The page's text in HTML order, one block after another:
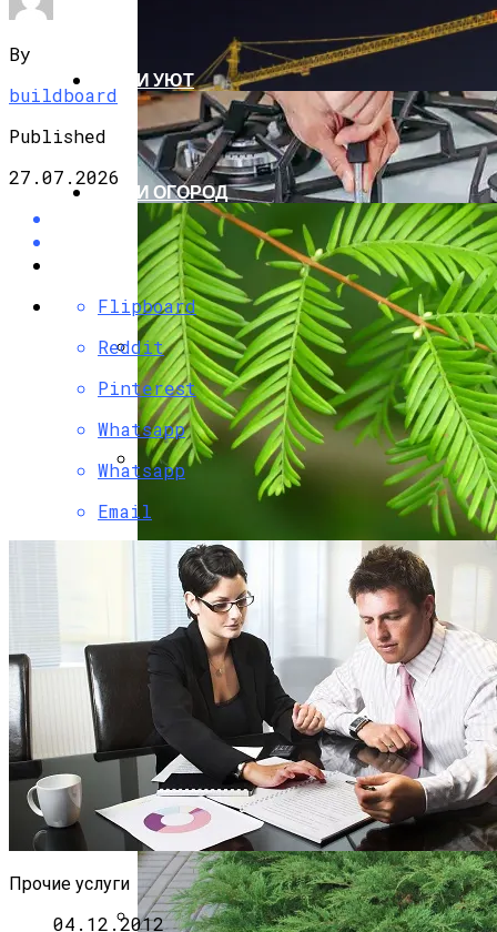
Безопасность Строительных
Объектов Зависит От Качества Их
Освещения
Металлические Опоры Освещения
ДОМ И УЮТ
Как Исправить Неполадки В Газовой
Плите Самостоятельно
САД И ОГОРОД
Метасеквоя: Описание, Уход И Посадка,
Размножение, Применение В Саду,
Фото
By
buildboard
Published
27.07.2026
Flipboard
Reddit
Pinterest
Whatsapp
Whatsapp
Email
Прочие услуги
04.12.2012